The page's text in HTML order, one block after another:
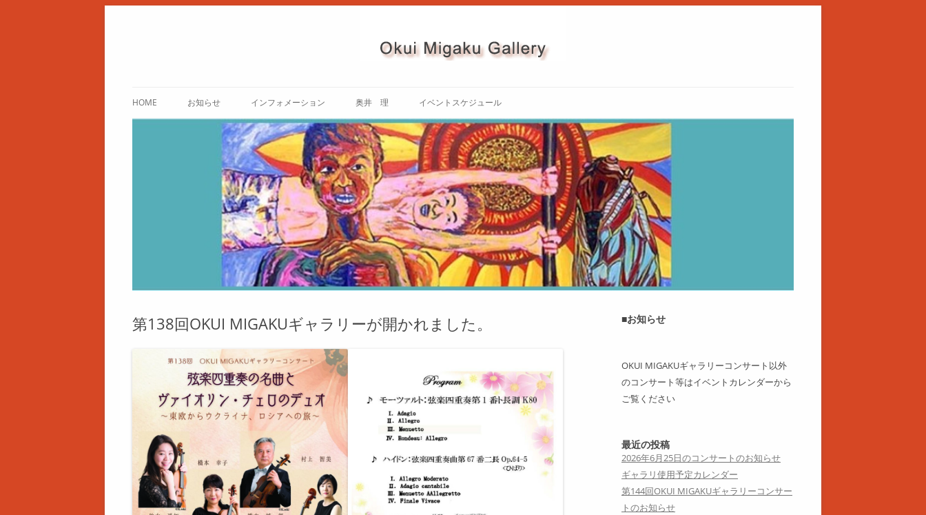
ン
テ
ン
ツ
へ
ス
キ
ッ
プ
HOME お知らせ インフォメーション
ご案内（アクセス / 内観）
使用規定・使用申込書
奥井 理
奥井理 略歴
奥井 理 作品紹介 テレビと死
「自画像」
「叫び」
「命」
「生きる」
自分をみがきたい
奥井 理 画集
イベントスケジュール
OKUI MIGAKUギャラリーコンサ
ート
コンサート
展示会
第138回OKUI MIGAKUギャラリーが開かれました。 ■お知らせ
OKUI MIGAKUギャラリーコンサート以外
のコンサート等はイベントカレンダーから
ご覧ください
最近の投稿
2026年6月25日のコンサートのお知らせ
ギャラリ使用予定カレンダー
第144回OKUI MIGAKUギャラリーコンサー
トのお知らせ